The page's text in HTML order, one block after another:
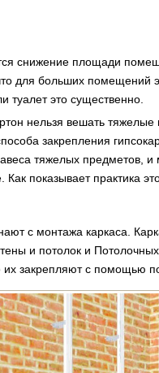
снижение площади
для больших помещений
туалет это существенно.
нельзя вешать
закрепления
тяжелых предметов, и
показывает практика
с монтажа каркаса.
и потолок и
их закрепляют с помощью